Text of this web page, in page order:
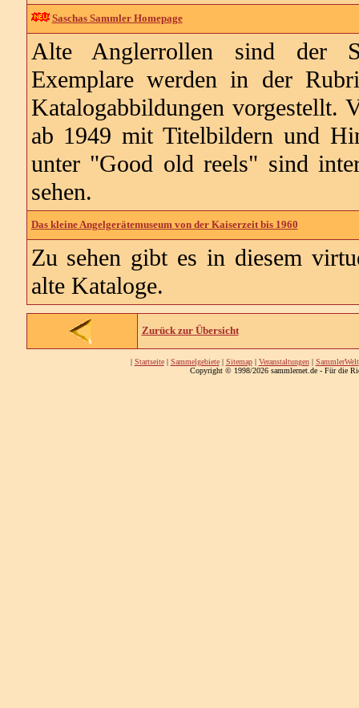
Saschas Sammler Homepage
Alte Anglerrollen sind der
Exemplare werden in der
Katalogabbildungen vorgestellt.
ab 1949 mit Titelbildern und
unter "Good old reels" sind
sehen.
Das kleine Angelgerätemuseum von der Kaiserzeit bis 1960
Zu sehen gibt es in diesem
alte Kataloge.
Zurück zur Übersicht
| Startseite| Sammelgebiete| Sitemap| Veranstaltungen| SammlerWelt
Copyright © 1998/2026 sammlernet.de - Für die